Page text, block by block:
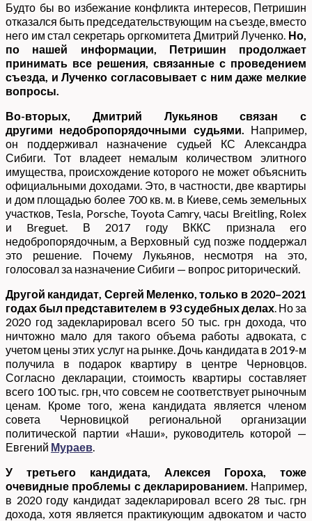
Будто бы во избежание конфликта интересов, Петришин
отказался быть председательствующим на съезде, вместо
него им стал секретарь оргкомитета Дмитрий Лученко. Но,
по нашей информации, Петришин продолжает
принимать все решения, связанные с проведением
съезда, и Лученко согласовывает с ним даже мелкие
вопросы.
Во-вторых, Дмитрий Лукьянов связан с
другими недобропорядочными судьями. Например,
он поддерживал назначение судьей КС Александра
Сибиги. Тот владеет немалым количеством элитного
имущества, происхождение которого не может объяснить
официальными доходами. Это, в частности, две квартиры
и дом площадью более 700 кв. м. в Киеве, семь земельных
участков, Tesla, Porsche, Toyota Camry, часы Breitling, Rolex
и Breguet. В 2017 году ВККС признала его
недобропорядочным, а Верховный суд позже поддержал
это решение. Почему Лукьянов, несмотря на это,
голосовал за назначение Сибиги — вопрос риторический.
Другой кандидат, Сергей Меленко, только в 2020–2021
годах был представителем в 93 судебных делах. Но за
2020 год задекларировал всего 50 тыс. грн дохода, что
ничтожно мало для такого объема работы адвоката, с
учетом цены этих услуг на рынке. Дочь кандидата в 2019-м
получила в подарок квартиру в центре Черновцов.
Согласно декларации, стоимость квартиры составляет
всего 100 тыс. грн, что совсем не соответствует рыночным
ценам. Кроме того, жена кандидата является членом
совета Черновицкой региональной организации
политической партии «Наши», руководитель которой —
Евгений Мураев.
У третьего кандидата, Алексея Гороха, тоже
очевидные проблемы с декларированием. Например,
в 2020 году кандидат задекларировал всего 28 тыс. грн
дохода, хотя является практикующим адвокатом и часто